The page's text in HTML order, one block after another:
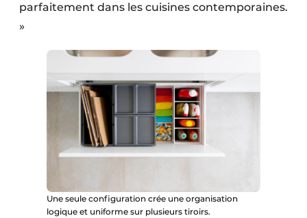
parfaitement dans les cuisines contemporaines.
»
Une seule configuration crée une organisation
logique et uniforme sur plusieurs tiroirs.